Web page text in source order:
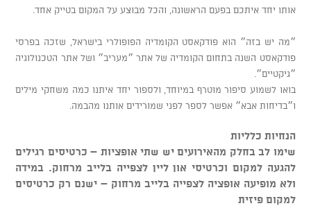
אותו יחד איתכם בפעם הראשונה, והכל מבוצע על המקום בטייק אחד.
״מה יש בזה״ הוא פודקאסט הקומדיה הפופולרי בישראל, שזכה בפרסי
פודקאסט השנה בתחום הקומדיה של אתר ״מעריב״ ושל אתר הטכנולוגיה
״גיקטיים״.
בואו לשמוע סיפור מוטרף במיוחד, ולספור יחד איתנו כמה משחקי מילים
ו״בדיחות אבא״ אפשר לספר לפני שמורידים אותנו מהבמה.
הנחיות כלליות
שימו לב בחלק מהאירועים יש שתי אופציות – כרטיסים רגילים
להגעה למקום וכרטיסי און ליין לצפייה בלייב מרחוק. במידה
ולא מופיעה אופציה לצפייה בלייב מרחוק – ישנם רק כרטיסים
למקום פיזית